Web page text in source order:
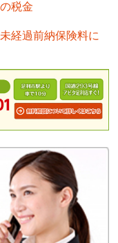
税金
経過前納保険料に